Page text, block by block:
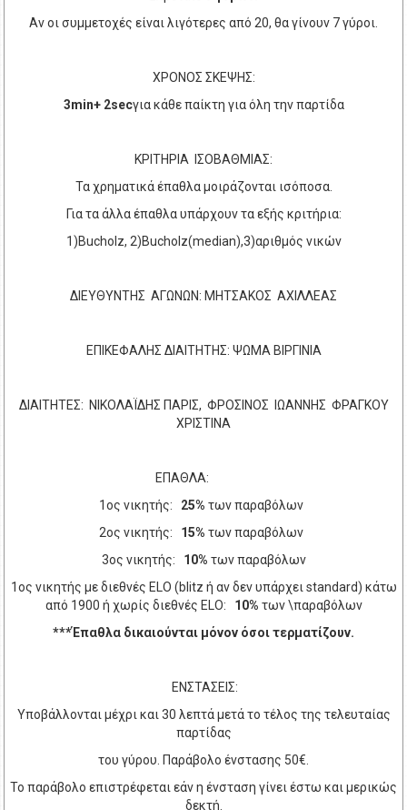
Αν οι συμμετοχές είναι λιγότερες από 20, θα γίνουν 7 γύροι.
ΧΡΟΝΟΣ ΣΚΕΨΗΣ:
3min+ 2secγια κάθε παίκτη για όλη την παρτίδα
ΚΡΙΤΗΡΙΑ ΙΣΟΒΑΘΜΙΑΣ:
Τα χρηματικά έπαθλα μοιράζονται ισόποσα.
Για τα άλλα έπαθλα υπάρχουν τα εξής κριτήρια:
1)Bucholz, 2)Bucholz(median),3)αριθμός νικών
ΔΙΕΥΘΥΝΤΗΣ ΑΓΩΝΩΝ: ΜΗΤΣΑΚΟΣ ΑΧΙΛΛΕΑΣ
ΕΠΙΚΕΦΑΛΗΣ ΔΙΑΙΤΗΤΗΣ: ΨΩΜΑ ΒΙΡΓΙΝΙΑ
ΔΙΑΙΤΗΤΕΣ: ΝΙΚΟΛΑΪΔΗΣ ΠΑΡΙΣ, ΦΡΟΣΙΝΟΣ ΙΩΑΝΝΗΣ ΦΡΑΓΚΟΥ
ΧΡΙΣΤΙΝΑ
ΕΠΑΘΛΑ:
1ος νικητής: 25% των παραβόλων
2ος νικητής: 15% των παραβόλων
3ος νικητής: 10% των παραβόλων
1ος νικητής με διεθνές ELO (blitz ή αν δεν υπάρχει standard) κάτω
από 1900 ή χωρίς διεθνές ELO: 10% των \παραβόλων
***Έπαθλα δικαιούνται μόνον όσοι τερματίζουν.
ΕΝΣΤΑΣΕΙΣ:
Υποβάλλονται μέχρι και 30 λεπτά μετά το τέλος της τελευταίας
παρτίδας
του γύρου. Παράβολο ένστασης 50€.
Το παράβολο επιστρέφεται εάν η ένσταση γίνει έστω και μερικώς
δεκτή.